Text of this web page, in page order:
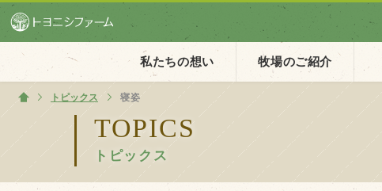
私たちの想い 牧場のご紹介
TOPICS
トピックス
ホーム
トピックス 寝姿
ホーム
私たちの想い